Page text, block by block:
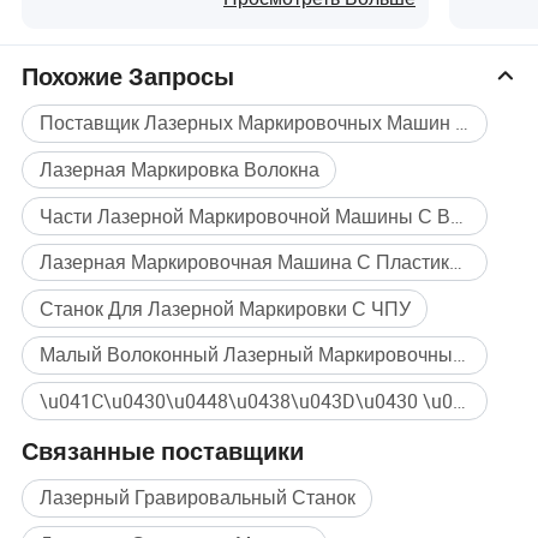
Похожие Запросы
Поставщик Лазерных Маркировочных Машин С Волоконным Лазером
Лазерная Маркировка Волокна
Части Лазерной Маркировочной Машины С Волоконным Лазером
Лазерная Маркировочная Машина С Пластиковым Волокном
Станок Для Лазерной Маркировки С ЧПУ
Малый Волоконный Лазерный Маркировочный Станок
\u041C\u0430\u0448\u0438\u043D\u0430 \u0414\u043B\u044F \u041C\u0430\u0440\u043A\u0438\u0440\u043E\u0432\u043A\u0438 \u0412\u043E\u043B\u043E\u043A\u043E\u043D\u043D\u044B\u0445 \u041B\u0430\u0437\u0435\u0440\u043D\u044B\u0445 \u0423\u0441\u0442\u0440\u043E\u0439\u0441\u0442\u0432 Массовая покупка
Связанные поставщики
Лазерный Гравировальный Станок